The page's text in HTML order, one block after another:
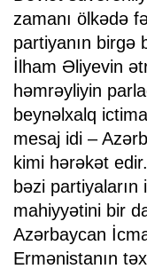
zamanı ölkədə
partiyanın birgə
İlham Əliyevin
həmrəyliyin
beynəlxalq
mesaj idi –
kimi hərəkət
bəzi
mahiyyətini bir
Azərbaycan
Ermənistanın